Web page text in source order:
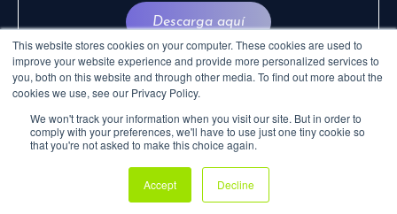
This website stores cookies on your computer. These cookies are used to
improve your website experience and provide more personalized services to
you, both on this website and through other media. To find out more about the
cookies we use, see our Privacy Policy.
We won't track your information when you visit our site. But in order to
comply with your preferences, we'll have to use just one tiny cookie so
that you're not asked to make this choice again.
Accept Decline
Descarga aquí
© 2024 CVCLAVOZ . TODOS LOS DERECHOS
RESERVADOS.